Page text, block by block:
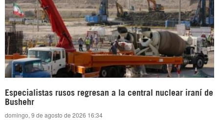
Especialistas rusos regresan a la central nuclear iraní de
Bushehr
domingo, 9 de agosto de 2026 16:34